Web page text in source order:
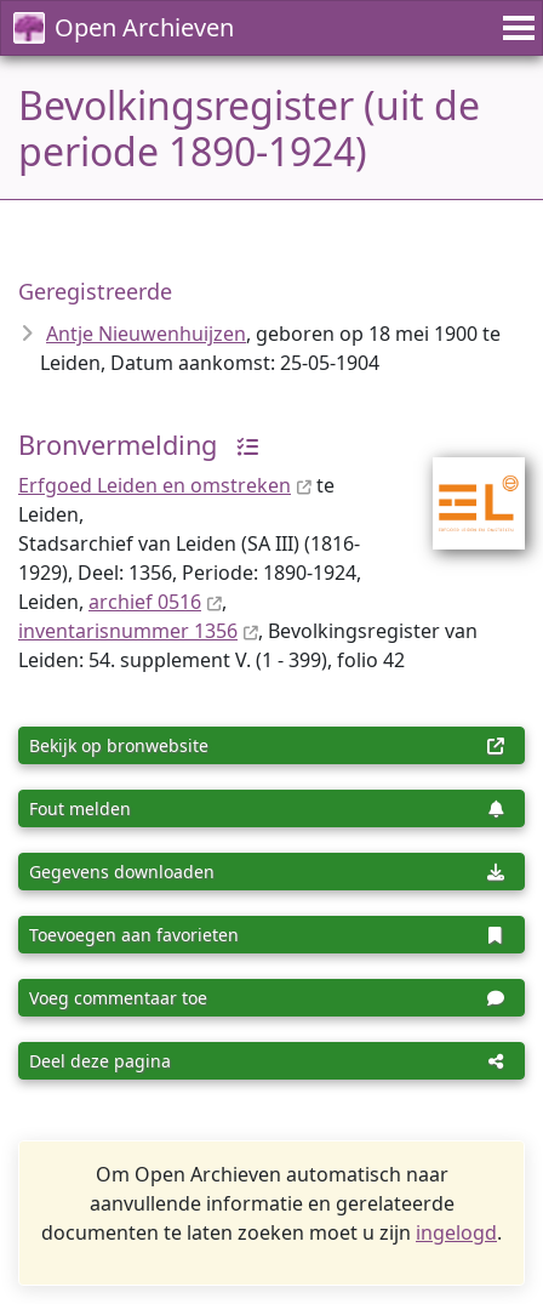
Open Archieven
Bevolkingsregister (uit de
periode 1890-1924)
Geregistreerde
Antje Nieuwenhuijzen, geboren op 18 mei 1900 te
Leiden, Datum aankomst: 25-05-1904
Bronvermelding
Erfgoed Leiden en omstreken
te
Leiden,
Stadsarchief van Leiden (SA III) (1816-
1929), Deel: 1356, Periode: 1890-1924,
Leiden, archief 0516
,
inventaris­num­mer 1356
, Bevolkingsregister van
Leiden: 54. supplement V. (1 - 399), folio 42
Bekijk op bronwebsite
Fout melden
Gegevens downloaden
Toevoegen aan favorieten
Voeg commentaar toe
Deel deze pagina
Om Open Archieven automatisch naar
aanvullende informatie en gerelateerde
documenten te laten zoeken moet u zijn ingelogd.